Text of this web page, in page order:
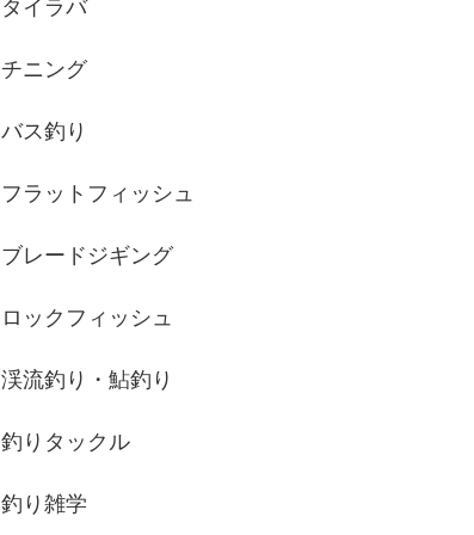
タイラバ
チニング
バス釣り
フラットフィッシュ
ブレードジギング
ロックフィッシュ
渓流釣り・鮎釣り
釣りタックル
釣り雑学